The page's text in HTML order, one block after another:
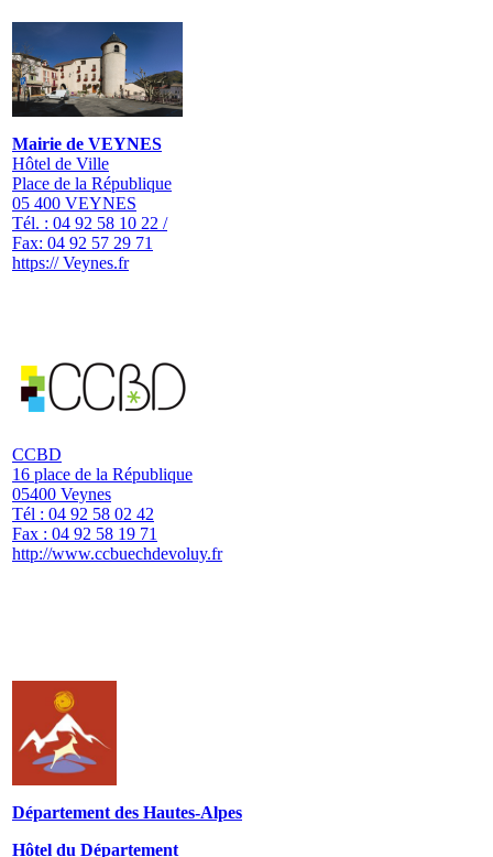
Mairie de VEYNES
Hôtel de Ville
Place de la République
05 400 VEYNES
Tél. : 04 92 58 10 22 /
Fax: 04 92 57 29 71
https:// Veynes.fr
CCBD
16 place de la République
05400 Veynes
Tél : 04 92 58 02 42
Fax : 04 92 58 19 71
http://www.ccbuechdevoluy.fr
Département des Hautes-Alpes
Hôtel du Département